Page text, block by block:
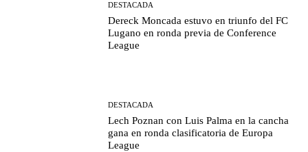
DESTACADA
Dereck Moncada estuvo en triunfo del FC
Lugano en ronda previa de Conference
League
DESTACADA
Lech Poznan con Luis Palma en la cancha
gana en ronda clasificatoria de Europa
League